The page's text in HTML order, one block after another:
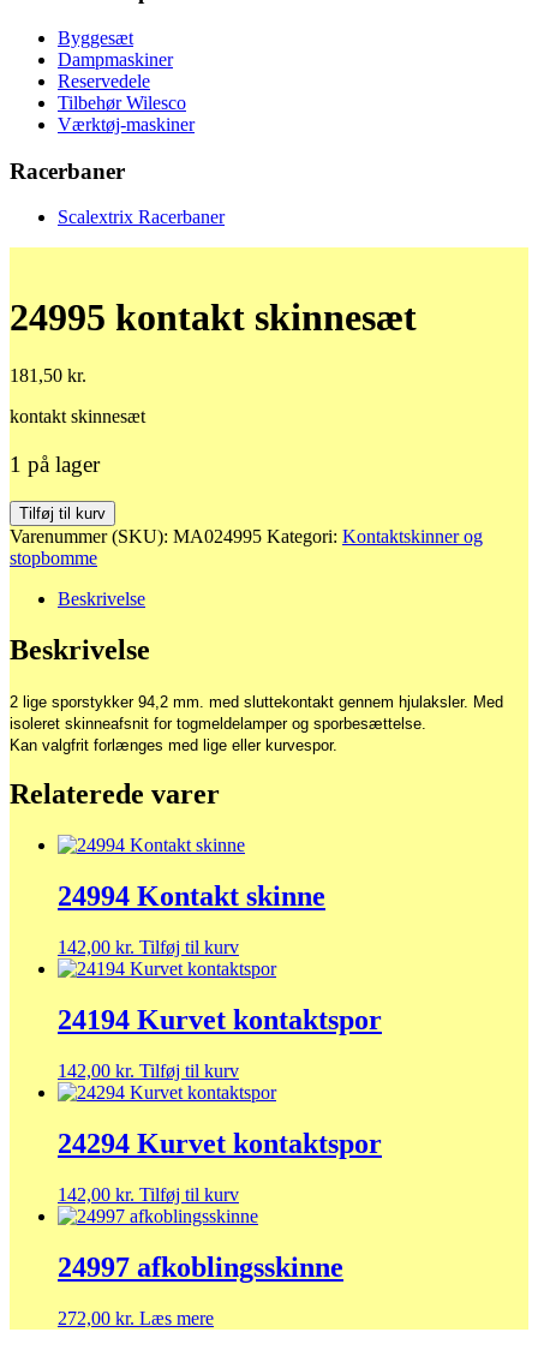
Byggesæt
Dampmaskiner
Reservedele
Tilbehør Wilesco
Værktøj-maskiner
Racerbaner
Scalextrix Racerbaner
24995 kontakt skinnesæt
181,50 kr.
kontakt skinnesæt
1 på lager
24995
kontakt
skinnesæt
antal
Tilføj til kurv
Varenummer (SKU): MA024995 Kategori: Kontaktskinner og
stopbomme
Beskrivelse
Beskrivelse
2 lige sporstykker 94,2 mm. med sluttekontakt gennem hjulaksler. Med
isoleret skinneafsnit for togmeldelamper og sporbesættelse.
Kan valgfrit forlænges med lige eller kurvespor.
Relaterede varer
24994 Kontakt skinne
142,00 kr. Tilføj til kurv
24194 Kurvet kontaktspor
142,00 kr. Tilføj til kurv
24294 Kurvet kontaktspor
142,00 kr. Tilføj til kurv
24997 afkoblingsskinne
272,00 kr. Læs mere